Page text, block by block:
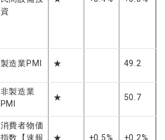
資
製造業PMI ★ 49.2
非製造業
PMI
★ 50.7
消費者物価
指数【速報
★ +0.5% +0.2%